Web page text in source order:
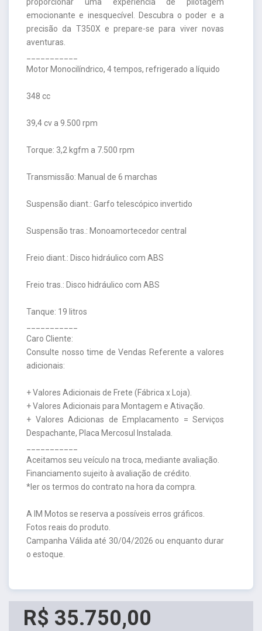
emocionante e inesquecível. Descubra o poder e a
precisão da T350X e prepare-se para viver novas
aventuras.
Motor Monocilíndrico, 4 tempos, refrigerado a líquido
348 cc
39,4 cv a 9.500 rpm
Torque: 3,2 kgfm a 7.500 rpm
Transmissão: Manual de 6 marchas
Suspensão diant.: Garfo telescópico invertido
Suspensão tras.: Monoamortecedor central
Freio diant.: Disco hidráulico com ABS
Freio tras.: Disco hidráulico com ABS
Tanque: 19 litros
Caro Cliente:
Consulte nosso time de Vendas Referente a valores
adicionais:
+ Valores Adicionais de Frete (Fábrica x Loja).
+ Valores Adicionais para Montagem e Ativação.
+ Valores Adicionas de Emplacamento = Serviços
Despachante, Placa Mercosul Instalada.
Aceitamos seu veículo na troca, mediante avaliação.
Financiamento sujeito à avaliação de crédito.
*ler os termos do contrato na hora da compra.
A IM Motos se reserva a possíveis erros gráficos.
Fotos reais do produto.
Campanha Válida até 30/04/2026 ou enquanto durar
o estoque.
R$ 35.750,00